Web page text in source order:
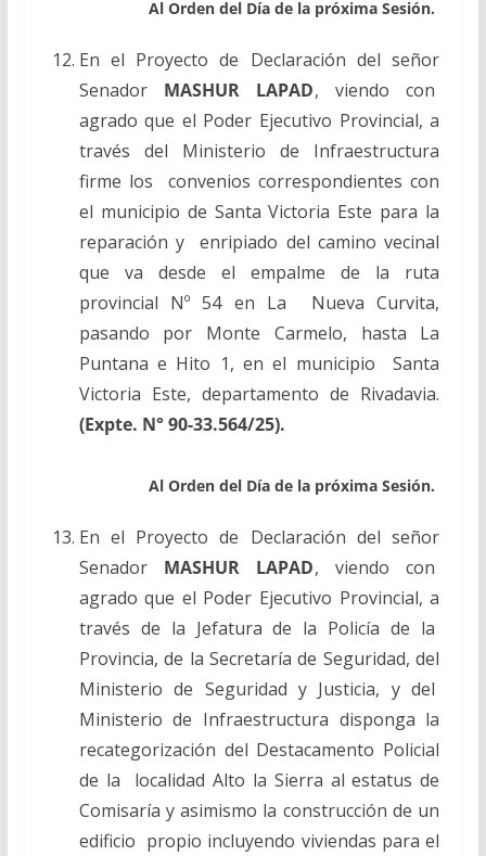
Al Orden del Día de la próxima Sesión.
En el Proyecto de Declaración del señor
Senador MASHUR LAPAD, viendo con
agrado que el Poder Ejecutivo Provincial, a
través del Ministerio de Infraestructura
firme los convenios correspondientes con
el municipio de Santa Victoria Este para la
reparación y enripiado del camino vecinal
que va desde el empalme de la ruta
provincial Nº 54 en La Nueva Curvita,
pasando por Monte Carmelo, hasta La
Puntana e Hito 1, en el municipio Santa
Victoria Este, departamento de Rivadavia.
(Expte. N° 90-33.564/25).
Al Orden del Día de la próxima Sesión.
En el Proyecto de Declaración del señor
Senador MASHUR LAPAD, viendo con
agrado que el Poder Ejecutivo Provincial, a
través de la Jefatura de la Policía de la
Provincia, de la Secretaría de Seguridad, del
Ministerio de Seguridad y Justicia, y del
Ministerio de Infraestructura disponga la
recategorización del Destacamento Policial
de la localidad Alto la Sierra al estatus de
Comisaría y asimismo la construcción de un
edificio propio incluyendo viviendas para el